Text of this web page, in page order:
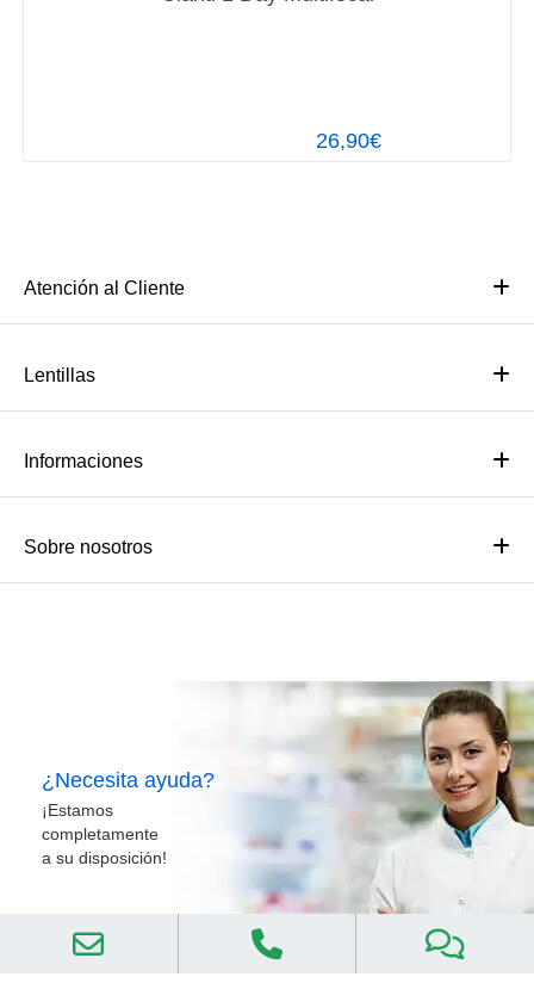
26,90€
Atención al Cliente
Lentillas
Informaciones
Sobre nosotros
¿Necesita ayuda?
¡Estamos
completamente
a su disposición!